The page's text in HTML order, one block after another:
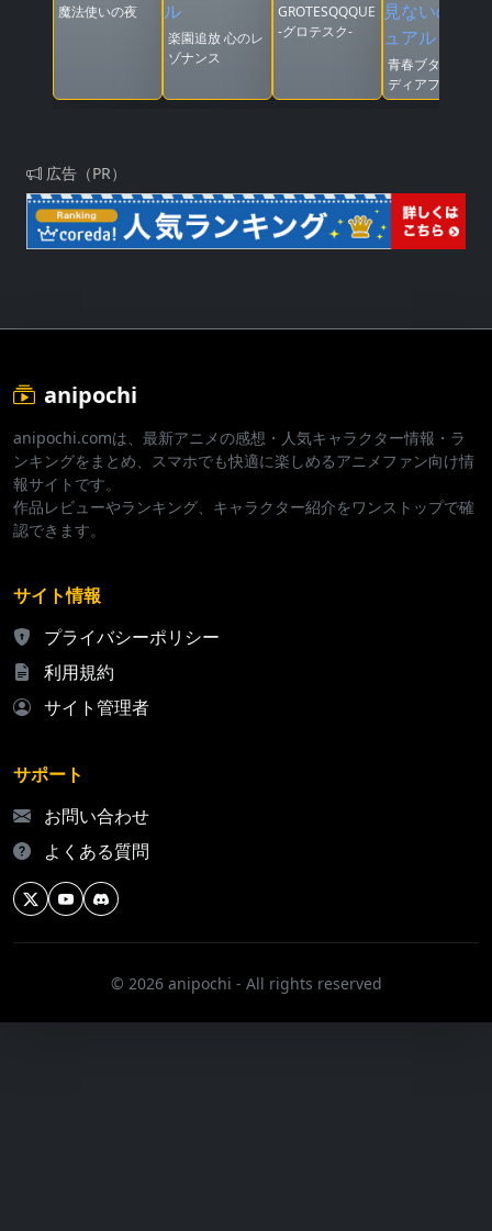
魔法使いの夜
楽園追放 心のレ
ゾナンス
GROTESQQQUE
-グロテスク-
青春ブタ野郎は
ディアフレンド
の夢を見ない
広告（PR）
anipochi
anipochi.comは、最新アニメの感想・人気キャラクター情報・ラ
ンキングをまとめ、スマホでも快適に楽しめるアニメファン向け情
報サイトです。
作品レビューやランキング、キャラクター紹介をワンストップで確
認できます。
サイト情報
プライバシーポリシー
利用規約
サイト管理者
サポート
お問い合わせ
よくある質問
© 2026 anipochi - All rights reserved